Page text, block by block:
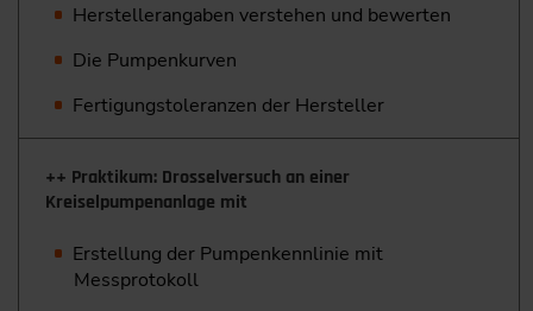
Herstellerangaben verstehen und bewerten
Die Pumpenkurven
Fertigungstoleranzen der Hersteller
++ Praktikum: Drosselversuch an einer
Kreiselpumpenanlage mit
Erstellung der Pumpenkennlinie mit
Messprotokoll